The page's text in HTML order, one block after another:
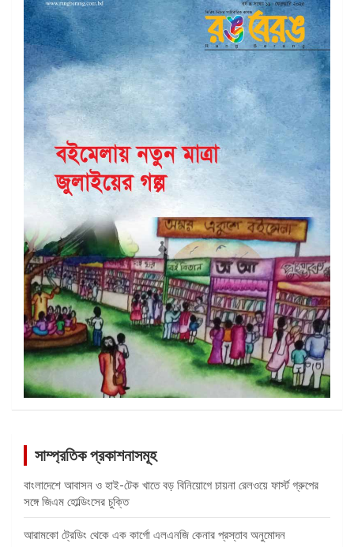
সাম্প্রতিক প্রকাশনাসমূহ
বাংলাদেশে আবাসন ও হাই-টেক খাতে বড় বিনিয়োগে চায়না রেলওয়ে ফার্স্ট গ্রুপের
সঙ্গে জিএম হোল্ডিংসের চুক্তি
আরামকো ট্রেডিং থেকে এক কার্গো এলএনজি কেনার প্রস্তাব অনুমোদন